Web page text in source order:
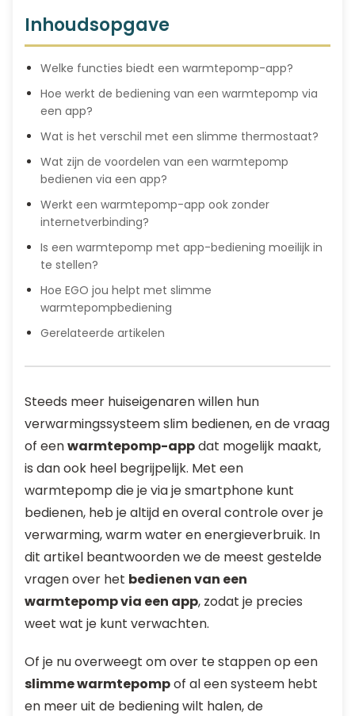
Inhoudsopgave
Welke functies biedt een warmtepomp-app?
Hoe werkt de bediening van een warmtepomp via
een app?
Wat is het verschil met een slimme thermostaat?
Wat zijn de voordelen van een warmtepomp
bedienen via een app?
Werkt een warmtepomp-app ook zonder
internetverbinding?
Is een warmtepomp met app-bediening moeilijk in
te stellen?
Hoe EGO jou helpt met slimme
warmtepompbediening
Gerelateerde artikelen
Steeds meer huiseigenaren willen hun
verwarmingssysteem slim bedienen, en de vraag
of eenwarmtepomp-appdat mogelijk maakt,
is dan ook heel begrijpelijk. Met een
warmtepomp die je via je smartphone kunt
bedienen, heb je altijd en overal controle over je
verwarming, warm water en energieverbruik. In
dit artikel beantwoorden we de meest gestelde
vragen over het bedienen van een
warmtepomp via een app, zodat je precies
weet wat je kunt verwachten.
Of je nu overweegt om over te stappen op een
slimme warmtepompof al een systeem hebt
en meer uit de bediening wilt halen, de